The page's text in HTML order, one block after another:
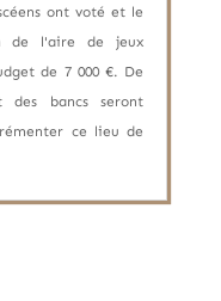
ont voté et le
de l'aire de jeux
de 7 000 €. De
des bancs seront
ce lieu de